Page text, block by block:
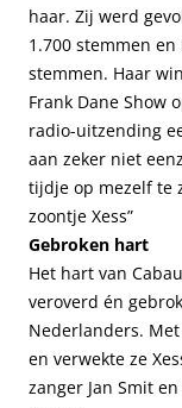
haar. Zij werd
1.700 stemmen
stemmen. Haar
Frank Dane Show
radio-uitzending
aan zeker niet
tijdje op mezelf te
zoontje Xess”
Gebroken hart
Het hart van
veroverd én
Nederlanders.
en verwekte ze
zanger Jan Smit